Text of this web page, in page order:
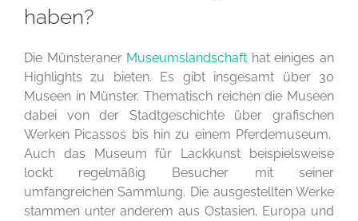
haben?
Die Münsteraner Museumslandschaft hat einiges an
Highlights zu bieten. Es gibt insgesamt über 30
Museen in Münster. Thematisch reichen die Museen
dabei von der Stadtgeschichte über grafischen
Werken Picassos bis hin zu einem Pferdemuseum.
Auch das Museum für Lackkunst beispielsweise
lockt regelmäßig Besucher mit seiner
umfangreichen Sammlung. Die ausgestellten Werke
stammen unter anderem aus Ostasien, Europa und